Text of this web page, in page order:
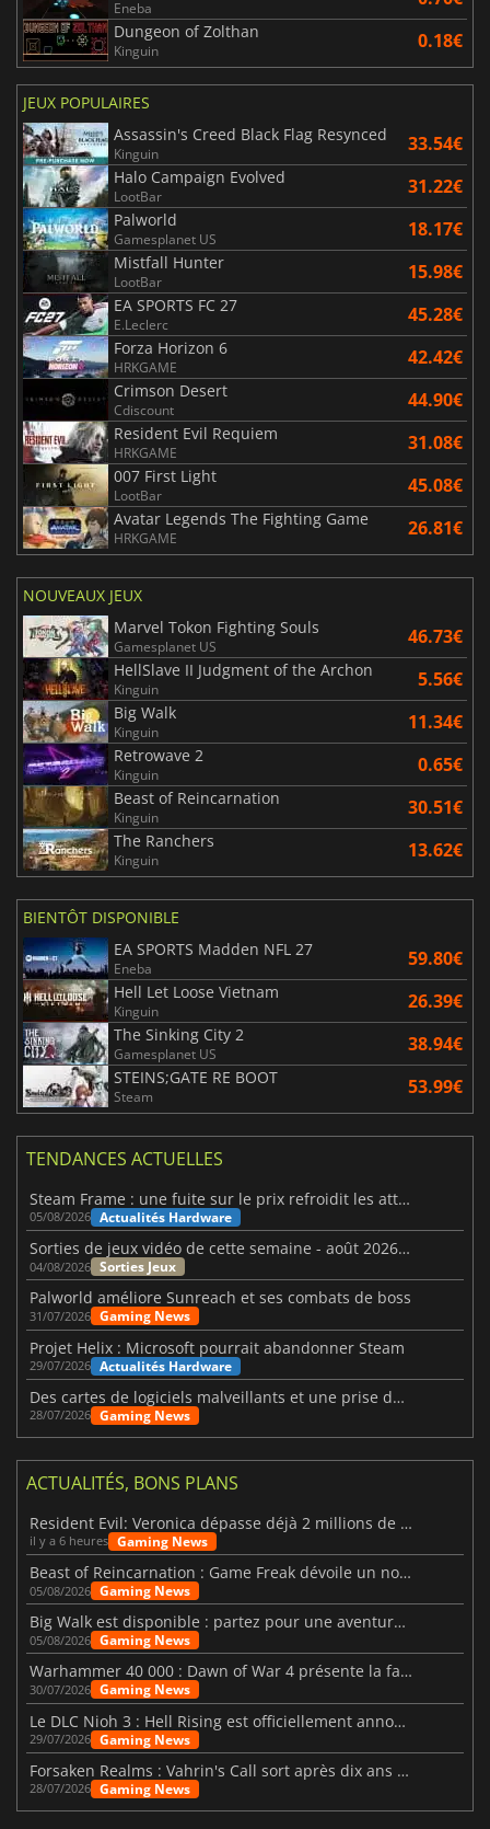
Eneba
Dungeon of Zolthan
Kinguin 0.18€
JEUX POPULAIRES
Assassin's Creed Black Flag Resynced
Kinguin 33.54€
Halo Campaign Evolved
LootBar 31.22€
Palworld
Gamesplanet US 18.17€
Mistfall Hunter
LootBar 15.98€
EA SPORTS FC 27
E.Leclerc 45.28€
Forza Horizon 6
HRKGAME 42.42€
Crimson Desert
Cdiscount 44.90€
Resident Evil Requiem
HRKGAME 31.08€
007 First Light
LootBar 45.08€
Avatar Legends The Fighting Game
HRKGAME 26.81€
NOUVEAUX JEUX
Marvel Tokon Fighting Souls
Gamesplanet US 46.73€
HellSlave II Judgment of the Archon
Kinguin 5.56€
Big Walk
Kinguin 11.34€
Retrowave 2
Kinguin 0.65€
Beast of Reincarnation
Kinguin 30.51€
The Ranchers
Kinguin 13.62€
BIENTÔT DISPONIBLE
EA SPORTS Madden NFL 27
Eneba 59.80€
Hell Let Loose Vietnam
Kinguin 26.39€
The Sinking City 2
Gamesplanet US 38.94€
STEINS;GATE RE BOOT
Steam 53.99€
TENDANCES ACTUELLES
Steam Frame : une fuite sur le prix refroidit les attentes VR
05/08/2026 Actualités Hardware
Sorties de jeux vidéo de cette semaine - août 2026 (semaine 32)
04/08/2026 Sorties Jeux
Palworld améliore Sunreach et ses combats de boss
31/07/2026 Gaming News
Projet Helix : Microsoft pourrait abandonner Steam
29/07/2026 Actualités Hardware
Des cartes de logiciels malveillants et une prise de contrôle de Discord ont touché Meccha Chameleon
28/07/2026 Gaming News
ACTUALITÉS, BONS PLANS
Resident Evil: Veronica dépasse déjà 2 millions de wishlists
il y a 6 heures Gaming News
Beast of Reincarnation : Game Freak dévoile un nouveau pari
05/08/2026 Gaming News
Big Walk est disponible : partez pour une aventure entre amis
05/08/2026 Gaming News
Warhammer 40 000 : Dawn of War 4 présente la faction des Nécrons
30/07/2026 Gaming News
Le DLC Nioh 3 : Hell Rising est officiellement annoncé
29/07/2026 Gaming News
Forsaken Realms : Vahrin's Call sort après dix ans de développement
28/07/2026 Gaming News